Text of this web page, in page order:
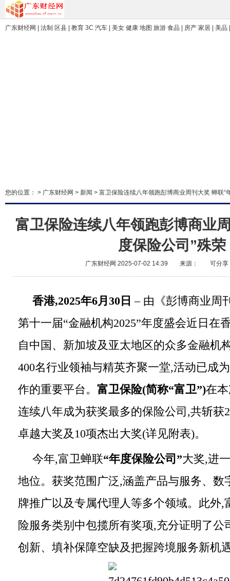
广东财经网 | 法制 区县 | 教育 3C 汽车 | 美女 健康 地图 旅游 食品 | 房产 家居 | 美品
您的位置： > 广东财经网 > 新闻 > 富卫保险连续八年领跑彭博商业周刊大奖 蝉联“
富卫保险连续八年领跑彭博商业
度保险公司”殊荣
广东财经网 2025-07-02 14:39 来源： 可分享
香港,2025年6月 30 日 – 由《彭博商业周
第十一届“金融机构2025”年度盛会近日在
自中国、新加坡及亚太地区的众多金融机
400名行业领袖与精英齐聚一堂,活动已成
作的重要平台。 富卫保险(简称“富卫”)在
连续八年成为获奖最多的保险公司,共斩获
卓越大奖及10项杰出大奖(详见附表)。
今年,富卫蝉联“年度保险公司”大奖,进
地位。获奖范围广泛,涵盖产品与服务、数
牌推广以及专属代理人等多个领域。此外,
险服务类别中包揽所有奖项,充分证明了公
创新、填补保障空缺及把握跨境服务新机